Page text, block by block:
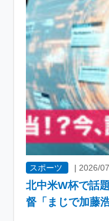
スポーツ | 2026/
北中米W杯で話
督「まじで加藤